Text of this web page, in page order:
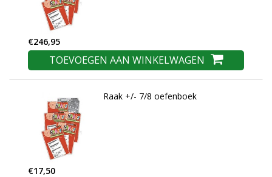
€246,95
TOEVOEGEN AAN WINKELWAGEN
Raak +/- 7/8 oefenboek
€17,50